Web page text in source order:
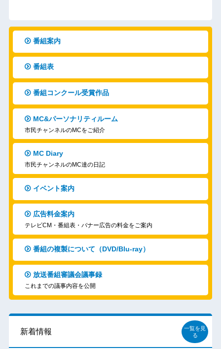
番組案内
番組表
番組コンクール受賞作品
MC&パーソナリティルーム
市民チャンネルのMCをご紹介
MC Diary
市民チャンネルのMC達の日記
イベント案内
広告料金案内
テレビCM・番組表・バナー広告の料金をご案内
番組の複製について（DVD/Blu-ray）
放送番組審議会議事録
これまでの議事内容を公開
新着情報
一覧を見
る